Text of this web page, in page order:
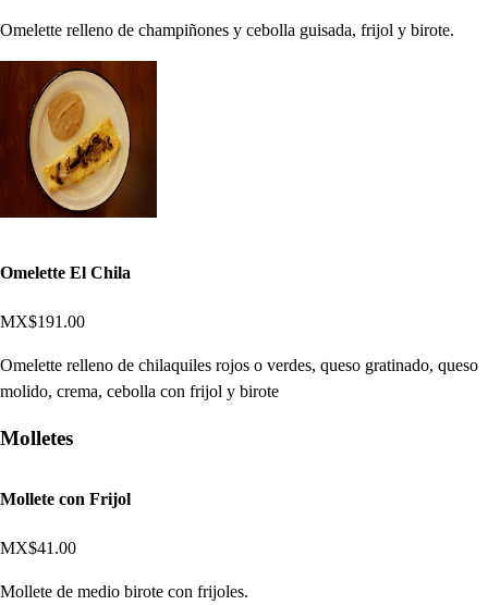
Omelette relleno de champiñones y cebolla guisada, frijol y birote.
Omelette El Chila
MX$191.00
Omelette relleno de chilaquiles rojos o verdes, queso gratinado, queso
molido, crema, cebolla con frijol y birote
Molletes
Mollete con Frijol
MX$41.00
Mollete de medio birote con frijoles.